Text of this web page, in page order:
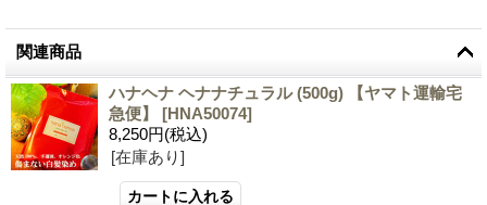
関連商品
ハナヘナ ヘナナチュラル (500g) 【ヤマト運輸宅
急便】 [HNA50074]
8,250円(税込)
[在庫あり]